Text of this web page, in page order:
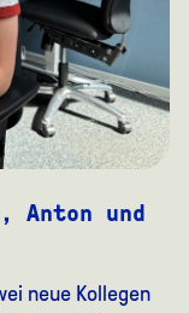
Anton und
neue Kollegen